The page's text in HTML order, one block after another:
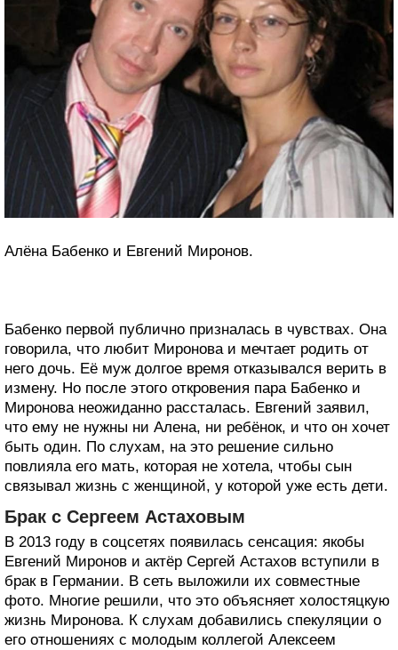
Алёна Бабенко и Евгений Миронов.
Бабенко первой публично призналась в чувствах. Она
говорила, что любит Миронова и мечтает родить от
него дочь. Её муж долгое время отказывался верить в
измену. Но после этого откровения пара Бабенко и
Миронова неожиданно рассталась. Евгений заявил,
что ему не нужны ни Алена, ни ребёнок, и что он хочет
быть один. По слухам, на это решение сильно
повлияла его мать, которая не хотела, чтобы сын
связывал жизнь с женщиной, у которой уже есть дети.
Брак с Сергеем Астаховым
В 2013 году в соцсетях появилась сенсация: якобы
Евгений Миронов и актёр Сергей Астахов вступили в
брак в Германии. В сеть выложили их совместные
фото. Многие решили, что это объясняет холостяцкую
жизнь Миронова. К слухам добавились спекуляции о
его отношениях с молодым коллегой Алексеем